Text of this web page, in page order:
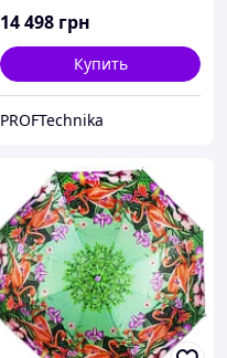
14 498 грн
Купить
PROFTechnika